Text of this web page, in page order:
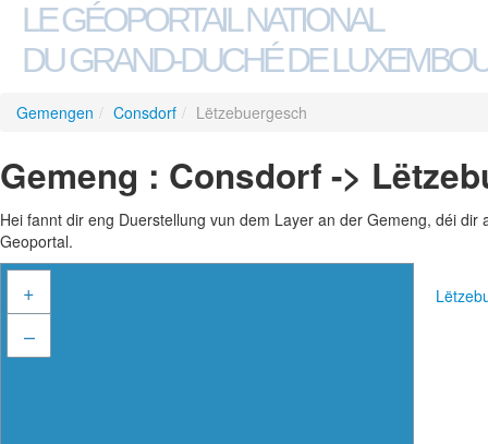
LE GÉOPORTAIL NATIONAL
DU GRAND-DUCHÉ DE
Gemengen / Consdorf / Lëtzebuergesch
Gemeng : Consdorf ->
Hei fannt dir eng Duerstellung vun dem Layer an der Gemeng, déi
Geoportal.
+
–